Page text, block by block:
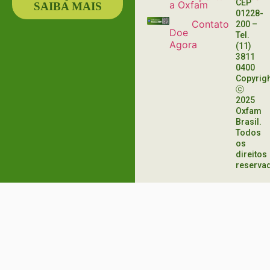
a Oxfam
Doe
Agora
Contato
CEP
01228-
200 –
Tel.
(11)
3811
0400
ⓒ
2025
Oxfam
Brasil.
Todos
os
direitos
SAIBA MAIS